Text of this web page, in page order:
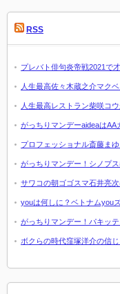
RSS
プレバト俳句炎帝戦2021で
人生最高佐々木蔵之介マク
人生最高レストラン柴咲コ
がっちりマンデーaideaは
プロフェッショナル斎藤ま
がっちりマンデー！シノプ
サワコの朝ゴゴスマ石井亮
youは何しに？ベトナムyou
がっちりマンデー！パキッ
ボクらの時代窪塚洋介の信